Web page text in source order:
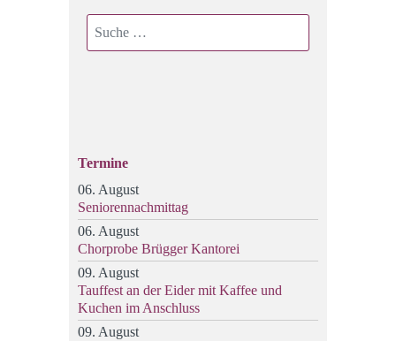
Suchen
Termine
06. August
Seniorennachmittag
06. August
Chorprobe Brügger Kantorei
09. August
Tauffest an der Eider mit Kaffee und
Kuchen im Anschluss
09. August